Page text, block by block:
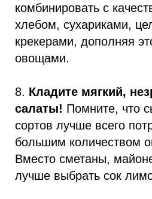
комбинировать с
хлебом, сухариками,
крекерами, дополняя
овощами.
8. Кладите мягкий,
салаты! Помните, что
сортов лучше всего
большим количеством
Вместо сметаны,
лучше выбрать сок